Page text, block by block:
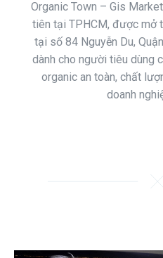
Organic Town – Gis
tiên tại TPHCM, được mở
tại số 84 Nguyễn Du,
dành cho người tiêu dùng
organic an toàn, chất
doanh